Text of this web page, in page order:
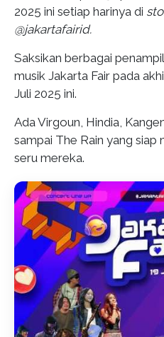
2025 ini setiap harinya di
@jakartafairid.
Saksikan berbagai
musik Jakarta Fair pada
Juli 2025 ini.
Ada Virgoun, Hindia,
sampai The Rain yang siap
seru mereka.